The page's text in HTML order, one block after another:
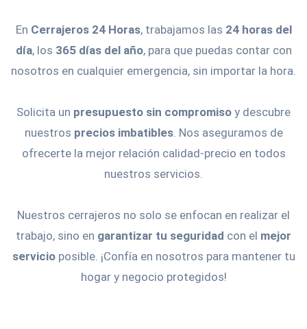
En Cerrajeros 24 Horas, trabajamos las 24 horas del
día, los 365 días del año, para que puedas contar con
nosotros en cualquier emergencia, sin importar la hora.
Solicita un presupuesto sin compromiso y descubre
nuestros precios imbatibles. Nos aseguramos de
ofrecerte la mejor relación calidad-precio en todos
nuestros servicios.
Nuestros cerrajeros no solo se enfocan en realizar el
trabajo, sino en garantizar tu seguridad con el mejor
servicioposible. ¡Confía en nosotros para mantener tu
hogar y negocio protegidos!